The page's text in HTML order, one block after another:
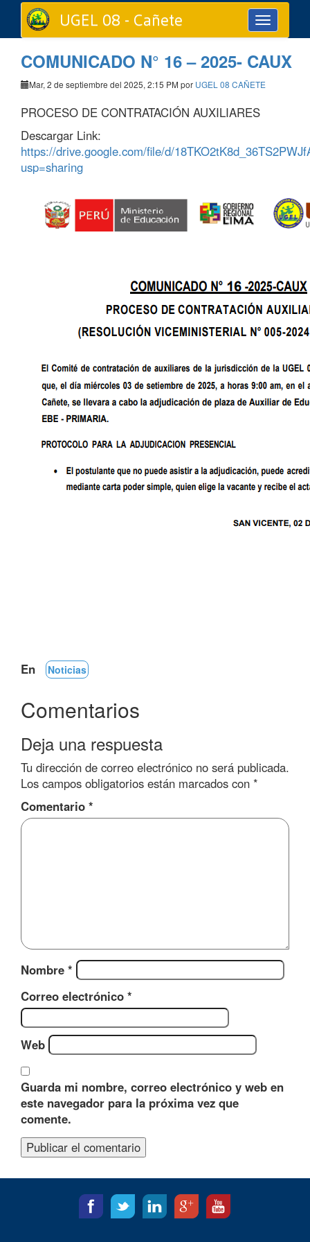
Toggle
navigation
UGEL 08 - Cañete
COMUNICADO N° 16 – 2025- CAUX
Mar, 2 de septiembre del 2025, 2:15 PM por UGEL 08 CAÑETE
PROCESO DE CONTRATACIÓN AUXILIARES
Descargar Link:
https://drive.google.com/file/d/
usp=sharing
En Noticias
Comentarios
Deja una respuesta
Tu dirección de correo electrónico no será publicada.
Los campos obligatorios están marcados con *
Comentario *
Nombre *
Correo electrónico *
Web
Guarda mi nombre, correo electrónico y web en
este navegador para la próxima vez que
comente.